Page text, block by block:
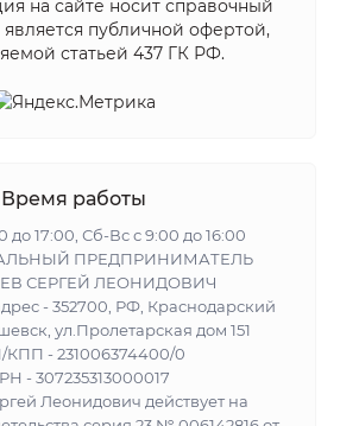
на сайте носит справочный
является публичной офертой,
статьей 437 ГК РФ.
Время работы
до 17:00, Сб-Вс с 9:00 до 16:00
ПРЕДПРИНИМАТЕЛЬ
СЕРГЕЙ ЛЕОНИДОВИЧ
- 352700, РФ, Краснодарский
ул.Пролетарская дом 151
- 231006374400/0
- 307235313000017
Леонидович действует на